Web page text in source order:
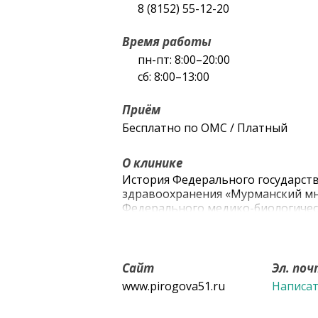
8 (8152) 55-12-20
Время работы
пн-пт: 8:00–20:00
сб: 8:00–13:00
Приём
Бесплатно по ОМС / Платный
О клинике
История Федерального
здравоохранения «Мурманский
Федерального медико-
учреждение называлось
стала самостоятельным
введено в эксплуатацию
рассчитанное на 300 коек. Через
Сайт
www.pirogova51.ru
Эл.